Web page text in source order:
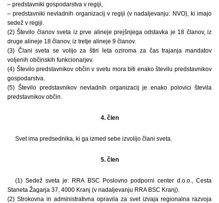
– predstavniki gospodarstva v regiji,
– predstavniki nevladnih organizacij v regiji (v nadaljevanju: NVO), ki imajo
sedež v regiji.
(2) Število članov sveta iz prve alineje prejšnjega odstavka je 18 članov, iz
druge alineje 18 članov, iz tretje alineje 9 članov.
(3) Člani sveta se volijo za štiri leta oziroma za čas trajanja mandatov
voljenih občinskih funkcionarjev.
(4) Število predstavnikov občin v svetu mora biti enako številu predstavnikov
gospodarstva.
(5) Število predstavnikov nevladnih organizacij je enako polovici števila
predstavnikov občin.
4. člen
Svet ima predsednika, ki ga izmed sebe izvolijo člani sveta.
5. člen
(1) Sedež sveta je: RRA BSC Poslovno podporni center d.o.o., Cesta
Staneta Žagarja 37, 4000 Kranj (v nadaljevanju RRA BSC Kranj).
(2) Strokovna in administrativna opravila za svet izvaja regionalna razvoja